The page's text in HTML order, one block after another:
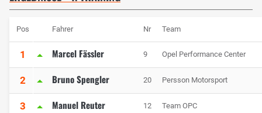
Pos Fahrer Nr Team
1 Marcel Fässler 9 Opel Performance Center
2 Bruno Spengler 20 Persson Motorsport
3 Manuel Reuter 12 Team OPC